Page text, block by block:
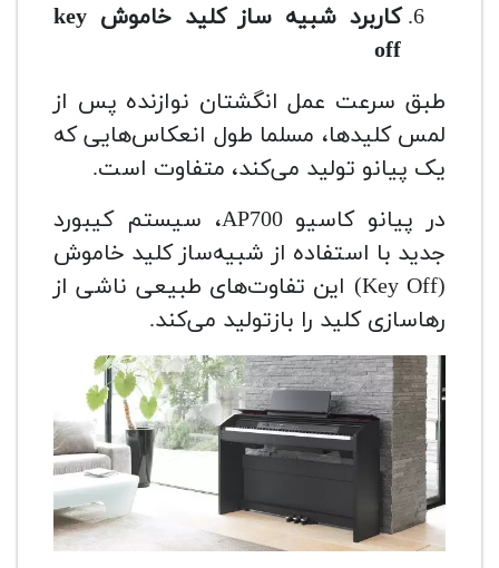
کاربرد شبیه ساز کلید خاموش key
off
طبق سرعت عمل انگشتان نوازنده پس از
لمس کلیدها، مسلما طول انعکاس‌هایی که
یک پیانو تولید می‌کند، متفاوت است.
در پیانو کاسیو AP700، سیستم کیبورد
جدید با استفاده از شبیه‌ساز کلید خاموش
(Key Off) این تفاوت‌های طبیعی ناشی از
رهاسازی کلید را بازتولید می‌کند.